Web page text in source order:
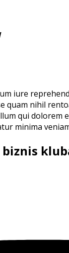
iure
quam nihil
qui dolorem
minima